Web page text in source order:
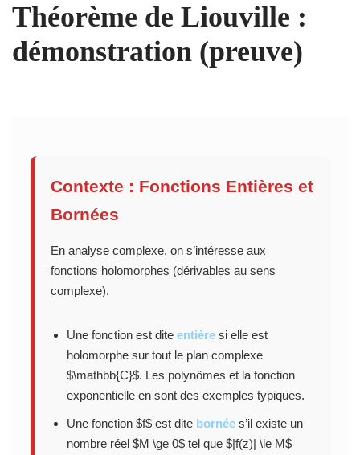
Théorème de Liouville :
démonstration (preuve)
Contexte : Fonctions Entières et
Bornées
En analyse complexe, on s’intéresse aux
fonctions holomorphes (dérivables au sens
complexe).
Une fonction est dite entièresi elle est
holomorphe sur tout le plan complexe
$\mathbb{C}$. Les polynômes et la fonction
exponentielle en sont des exemples typiques.
Une fonction $f$ est dite bornées’il existe un
nombre réel $M \ge 0$ tel que $|f(z)| \le M$